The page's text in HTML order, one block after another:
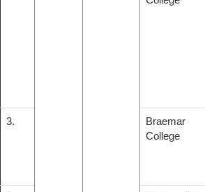
3.
Braemar
College